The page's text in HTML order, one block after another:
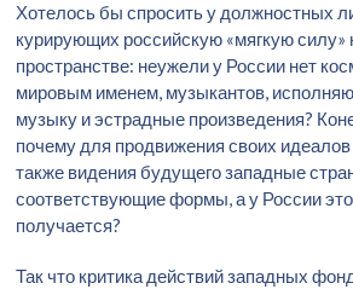
Хотелось бы спросить у должностных
курирующих российскую «мягкую силу»
пространстве: неужели у России нет
мировым именем, музыкантов,
музыку и эстрадные произведения?
почему для продвижения своих
также видения будущего западные
соответствующие формы, а у России
получается?
Так что критика действий западных